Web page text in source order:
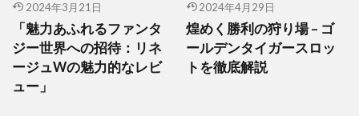
2024年3月21日
「魅力あふれるファンタ
ジー世界への招待：リネ
ージュWの魅力的なレビ
ュー」
2024年4月29日
煌めく勝利の狩り場 – ゴ
ールデンタイガースロッ
トを徹底解説